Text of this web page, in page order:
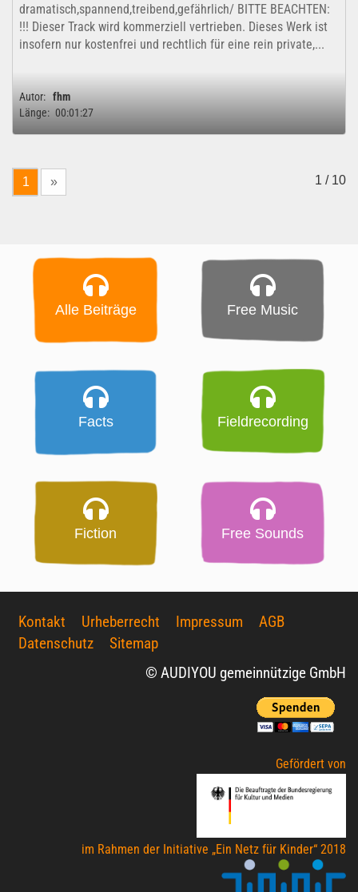
dramatisch,spannend,treibend,gefährlich/ BITTE BEACHTEN:
!!! Dieser Track wird kommerziell vertrieben. Dieses Werk ist
insofern nur kostenfrei und rechtlich für eine rein private,...
Autor: fhm
Länge: 00:01:27
1 » 1 / 10
Alle Beiträge Free Music
Facts Fieldrecording
Fiction Free Sounds
Kontakt Urheberrecht Impressum
AGB
Datenschutz
Sitemap
© AUDIYOU gemeinnützige GmbH
Gefördert von
im Rahmen der Initiative „Ein Netz für Kinder“ 2018